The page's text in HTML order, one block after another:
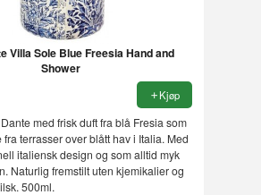
Villa Sole Blue Freesia Hand and
Shower
Kjøp
med frisk duft fra blå Fresia som
terrasser over blått hav i Italia. Med
italiensk design og som alltid myk
Naturlig fremstilt uten kjemikalier og
500ml.